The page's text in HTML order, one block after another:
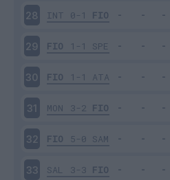
28 INT 0-1 FIO
29 FIO 1-1 SPE
30 FIO 1-1 ATA
31 MON 3-2 FIO
32 FIO 5-0 SAM
33 SAL 3-3 FIO